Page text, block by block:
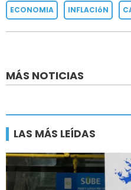
ECONOMIA INFLACIóN
MÁS NOTICIAS
LAS MÁS LEÍDAS